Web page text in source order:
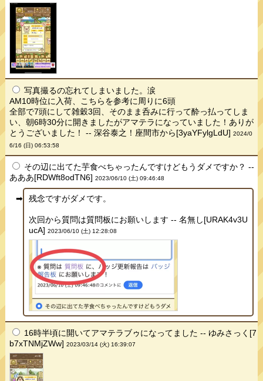
写真撮るの忘れてしまいました。涙
AM10時位に入荷、こちらを参考に周りに6頭
全部で7頭にして雑穀3回、そのまま呑みに行って酔っ払ってしま
い、朝6時30分に開きましたがアマテラになっていました！ありが
とうございました！ -- 深谷泰之！座間市から[3yaYFylgLdU]2024/0
6/16 (日) 06:53:58
その辺に出てた芋食べちゃったんですけどもうダメですか？ --
あああ[RDWft8odTN6]2023/06/10 (土) 09:46:48
残念ですがダメです。
次回から質問は質問板にお願いします -- 名無し[URAK4v3U
ucA] 2023/06/10 (土) 12:28:08
16時半頃に開いてアマテラブゥになってました -- ゆみさっく[7
b7xTNMjZWw]2023/03/14 (火) 16:39:07